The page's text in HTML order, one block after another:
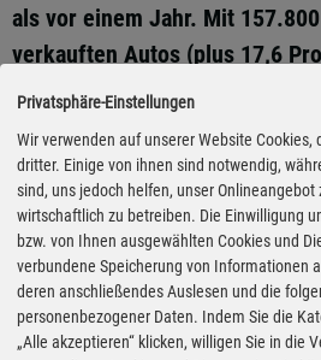
als vor einem Jahr. Mit 157.800
verkauften Autos (plus 17,6
weiterhin größter Einzelmarkt.
Unternehmen auf den fünften
Zulassungsstatistik vor. Mit
(+23,4 %) fuhr Skoda auch auf
Heimatmarkt ein deutliches
der Absatz hingegen im
China und in Indien. Weltweit
bleibt mit über 190.000 Stück
Privatsphäre-Einstellungen
Wir verwenden auf unserer Website Cookies,
dritter. Einige von ihnen sind notwendig,
sind, uns jedoch helfen, unser Onlineangebot
wirtschaftlich zu betreiben. Die Einwilligung
bzw. von Ihnen ausgewählten Cookies und
verbundene Speicherung von Informationen
deren anschließendes Auslesen und die
personenbezogener Daten. Indem Sie die
„Alle akzeptieren“ klicken, willigen Sie in die